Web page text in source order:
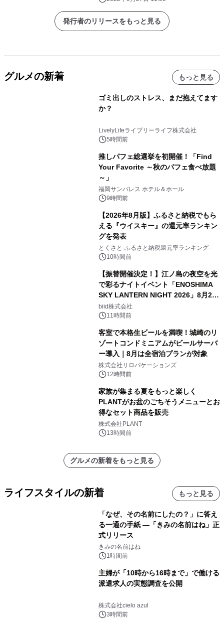
発行者のリリースをもっと見る
グルメの新着 もっと見る
ゴミ出しのストレス、まだ抱えてます
か？
LivelyLifeライブリーライフ株式会社
5時間前
推しパフェ総選挙を初開催！「Find
Your Favorite ～秋のパフェ食べ放題
～」
福岡サンパレス ホテル＆ホール
9時間前
【2026年8月版】ふるさと納税でもら
える『ウイスキー』の還元率ランキン
グを発表
とくさと-ふるさと納税還元率ランキング-
10時間前
【振替開催決定！】江ノ島の夜空を光
で彩るナイトイベント「ENOSHIMA
SKY LANTERN NIGHT 2026」8月22
日(土)振替開催＆受付スタート！
biid株式会社
11時間前
客室で本格生ビールを満喫！城崎のリ
ゾートコンドミニアムがビールサーバ
ー導入｜8月は全宿泊プランが対象
株式会社リロバケーションズ
12時間前
家族が集まる夏をもっと楽しく
PLANTがお盆のごちそうメニューとお
得なセット商品を販売
株式会社PLANT
13時間前
グルメの新着をもっと見る
ライフスタイルの新着 もっと見る
「なぜ、その名前にしたの？」に答え
る一通の手紙 ―「きみの名前はね」正
式リリース
きみの名前はね
1時間前
主婦が「10時から16時まで」で働ける
派遣求人の実態調査を公開
株式会社cielo azul
3時間前